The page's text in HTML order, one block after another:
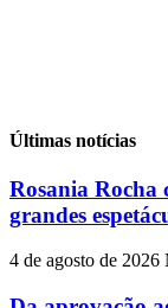
Últimas notícias
Rosania Rocha
grandes
4 de agosto de 2026